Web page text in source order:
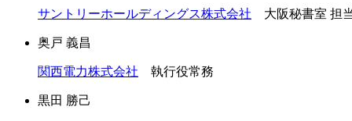
サントリーホールディングス株式会社 大阪秘書室 担
奥戸 義昌
関西電力株式会社 執行役常務
黒田 勝己